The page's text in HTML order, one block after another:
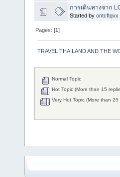
การเดินทางจาก
Started by ontcftqvx
Pages: [1]
TRAVEL THAILAND AND THE
Normal Topic
Hot Topic (More than 15
Very Hot Topic (More than 25